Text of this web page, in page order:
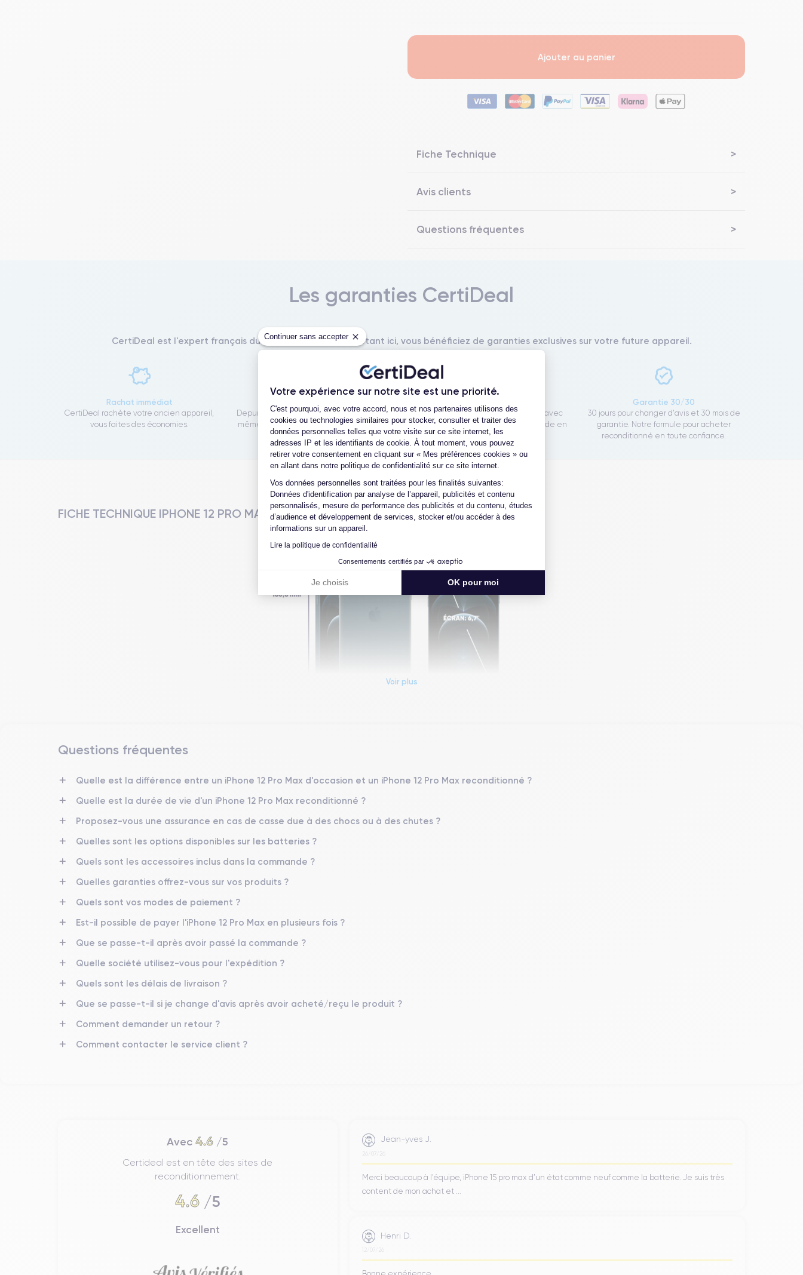
Continuer sans accepter
Votre expérience sur notre site est une priorité.
Plateforme de Gestion du Consentement : Personnalisez vos Options
C'est pourquoi, avec votre accord, nous et nos partenaires utilisons des
cookies ou technologies similaires pour stocker, consulter et traiter des
données personnelles telles que votre visite sur ce site internet, les
adresses IP et les identifiants de cookie. À tout moment, vous pouvez
retirer votre consentement en cliquant sur « Mes préférences cookies » ou
en allant dans notre politique de confidentialité sur ce site internet.
Vos données personnelles sont traitées pour les finalités suivantes:
Données d'identification par analyse de l’appareil, publicités et contenu
personnalisés, mesure de performance des publicités et du contenu, études
d’audience et développement de services, stocker et/ou accéder à des
informations sur un appareil.
Lire la politique de confidentialité
Consentements certifiés par
Je choisis OK pour moi
Ajouter au panier
Fiche Technique
Avis clients
Questions fréquentes
Les garanties CertiDeal
CertiDeal est l'expert français du reconditionné. En achetant ici, vous bénéficiez de garanties exclusives sur votre future appareil.
Rachat immédiat
CertiDeal rachète votre ancien appareil,
vous faites des économies.
Depuis 10 ans, nous reconditionnons nous-
même tous nos produits pour un maximum
de qualité.
Nos équipes sont en contact direct avec
notre atelier pour une résolution rapide en
cas de pépin.
Garantie 30/30
30 jours pour changer d'avis et 30 mois de
garantie. Notre formule pour acheter
reconditionné en toute confiance.
FICHE TECHNIQUE IPHONE 12 PRO MAX
13/11/2020 iOS (iOS 26)
Dimensions
Écran
RAM
Nom de la puce
Puce A14 Bionic
GPU 4 cœurs
12 Mpx
Résolution vidéo
4K - 3840 x 2160 px
Pour découvrir en détail les caractéristiques de ce smartphone, vous pouvez consulter lafiche technique de l'iPhone 12 Pro Max.
Voir plus
Questions fréquentes
Quelle est la différence entre un iPhone 12 Pro Max d'occasion et un iPhone 12 Pro Max reconditionné ?
Quelle est la durée de vie d'un iPhone 12 Pro Max reconditionné ?
Proposez-vous une assurance en cas de casse due à des chocs ou à des chutes ?
Quelles sont les options disponibles sur les batteries ?
Quels sont les accessoires inclus dans la commande ?
Quelles garanties offrez-vous sur vos produits ?
Quels sont vos modes de paiement ?
Est-il possible de payer l'iPhone 12 Pro Max en plusieurs fois ?
Que se passe-t-il après avoir passé la commande ?
Quelle société utilisez-vous pour l'expédition ?
Quels sont les délais de livraison ?
Que se passe-t-il si je change d'avis après avoir acheté/reçu le produit ?
Comment demander un retour ?
Comment contacter le service client ?
Avec4.6 /5
Certideal est en tête des sites de
reconditionnement.
4.6/5
Excellent
Jean-yves J.
26/07/26
Merci beaucoup à l’équipe, iPhone 15 pro max d’un état comme neuf comme la batterie. Je suis très
content de mon achat et ...
Henri D.
12/07/26